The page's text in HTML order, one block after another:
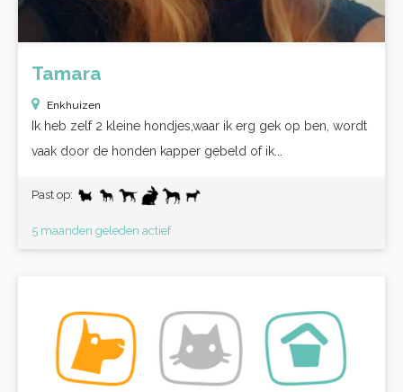
Tamara
Enkhuizen
Ik heb zelf 2 kleine hondjes,waar ik erg gek op ben, wordt
vaak door de honden kapper gebeld of ik...
Past op:
5 maanden geleden actief